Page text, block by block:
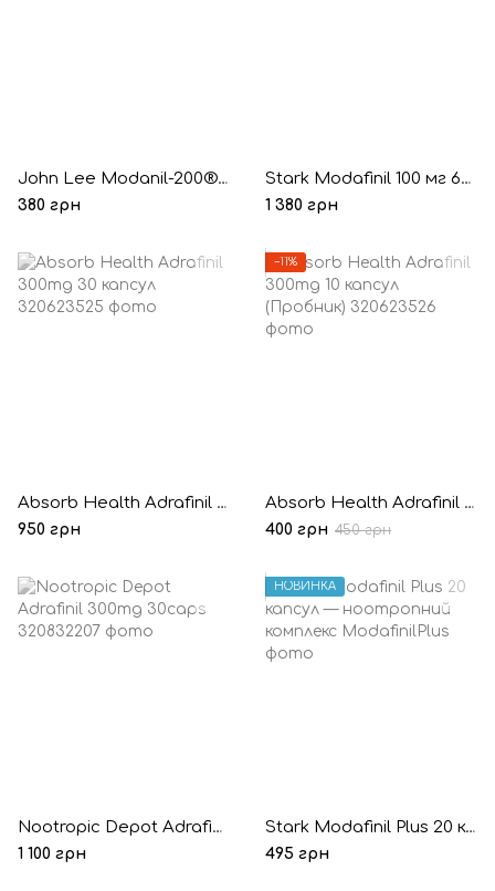
John Lee Modanil-200® 10 таблеток (Модафініл)
380 грн
Stark Modafinil 100 мг 60 таблеток
1 380 грн
Absorb Health Adrafinil 300mg 30 капсул
950 грн
−11%
Absorb Health Adrafinil 300mg 10 капсул (Пробник)
400 грн 450 грн
Nootropic Depot Adrafinil 300mg 30caps
1 100 грн
НОВИНКА
Stark Modafinil Plus 20 капсул — ноотропний комплекс
495 грн